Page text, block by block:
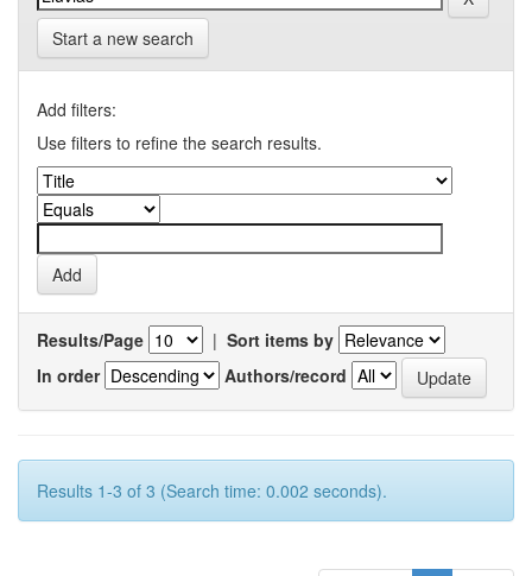
Start a new search
Add filters:
Use filters to refine the search results.
Results/Page | Sort items by
In order
Authors/record
Results 1-3 of 3 (Search time: 0.002 seconds).